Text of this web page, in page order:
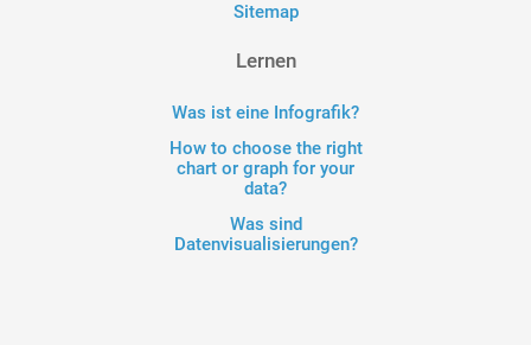
Sitemap
Lernen
Was ist eine Infografik?
How to choose the right
chart or graph for your
data?
Was sind
Datenvisualisierungen?